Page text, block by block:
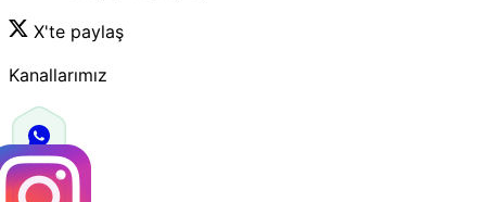
X'te paylaş
Kanallarımız